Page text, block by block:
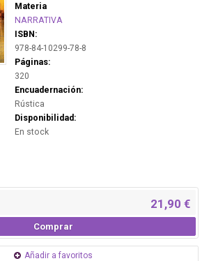
Materia
NARRATIVA
ISBN:
978-84-10299-78-8
Páginas:
320
Encuadernación:
Rústica
Disponibilidad:
En stock
21,90 €
Comprar
Añadir a favoritos